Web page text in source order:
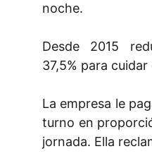
noche.
Desde 2015
37,5% para cuidar
La empresa le
turno en
jornada. Ella